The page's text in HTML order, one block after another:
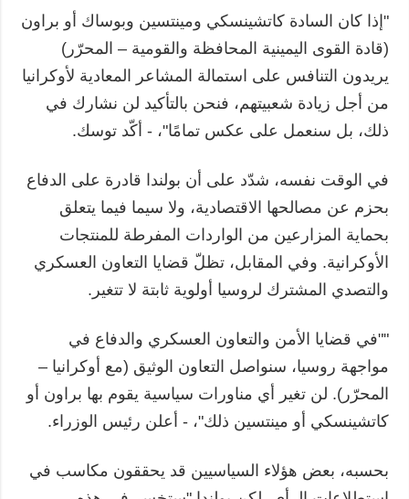
"إذا كان السادة كاتشينسكي ومينتسين وبوساك أو براون
(قادة القوى اليمينية المحافظة والقومية – المحرّر)
يريدون التنافس على استمالة المشاعر المعادية لأوكرانيا
من أجل زيادة شعبيتهم، فنحن بالتأكيد لن نشارك في
ذلك، بل سنعمل على عكس تمامًا"، - أكّد توسك.
في الوقت نفسه، شدّد على أن بولندا قادرة على الدفاع
بحزم عن مصالحها الاقتصادية، ولا سيما فيما يتعلق
بحماية المزارعين من الواردات المفرطة للمنتجات
الأوكرانية. وفي المقابل، تظلّ قضايا التعاون العسكري
والتصدي المشترك لروسيا أولوية ثابتة لا تتغير.
""في قضايا الأمن والتعاون العسكري والدفاع في
مواجهة روسيا، سنواصل التعاون الوثيق (مع أوكرانيا –
المحرّر). لن تغير أي مناورات سياسية يقوم بها براون أو
كاتشينسكي أو مينتسين ذلك"، - أعلن رئيس الوزراء.
بحسبه، بعض هؤلاء السياسيين قد يحققون مكاسب في